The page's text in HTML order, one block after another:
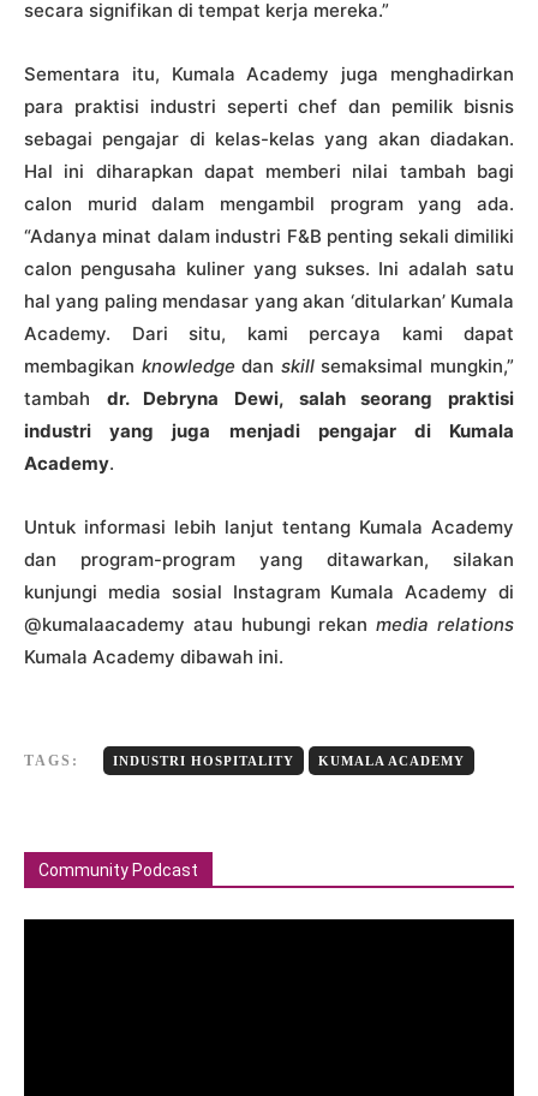
secara signifikan di tempat kerja mereka.”
Sementara itu, Kumala Academy juga menghadirkan
para praktisi industri seperti chef dan pemilik bisnis
sebagai pengajar di kelas-kelas yang akan diadakan.
Hal ini diharapkan dapat memberi nilai tambah bagi
calon murid dalam mengambil program yang ada.
“Adanya minat dalam industri F&B penting sekali dimiliki
calon pengusaha kuliner yang sukses. Ini adalah satu
hal yang paling mendasar yang akan ‘ditularkan’ Kumala
Academy. Dari situ, kami percaya kami dapat
membagikan knowledgedan skillsemaksimal mungkin,”
tambah dr. Debryna Dewi, salah seorang praktisi
industri yang juga menjadi pengajar di Kumala
Academy.
Untuk informasi lebih lanjut tentang Kumala Academy
dan program-program yang ditawarkan, silakan
kunjungi media sosial Instagram Kumala Academy di
@kumalaacademy atau hubungi rekanmedia relations
Kumala Academy dibawah ini.
TAGS: INDUSTRI HOSPITALITY KUMALA ACADEMY
Community Podcast